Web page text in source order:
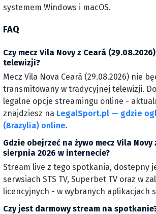
systemem Windows i macOS.
FAQ
Czy mecz Vila Novy z Ceará
telewizji?
Mecz Vila Nova Ceará (29.08.2026) nie
transmitowany w tradycyjnej telewizji.
legalne opcje streamingu online -
znajdziesz na LegalSport.pl — gdzie
(Brazylia) online.
Gdzie obejrzeć na żywo mecz Vila Novy
sierpnia 2026 w internecie?
Stream live z tego spotkania, dostepny
serwsiach STS TV, Superbet TV oraz w
licencyjnych - w wybranych aplikacjach
Czy jest darmowy stream na